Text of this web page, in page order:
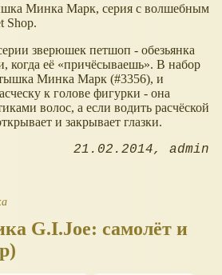
Минка Марк, серия с волшебным
Shop.
зверюшек петшоп - обезьянка
когда её
причёсываешь . В набор
Минка Марк (#3356), и
к голове фигурки - она
волос, а если водить расчёской
и закрывает глазки.
21.02.2014 admin
G.I.Joe: самолёт и